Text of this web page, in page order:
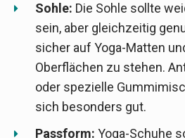
Sohle: Die Sohle sollte
sein, aber gleichzeitig
sicher auf Yoga-Matten
Oberflächen zu stehen.
oder spezielle
sich besonders gut.
Passform: Yoga-Schuhe